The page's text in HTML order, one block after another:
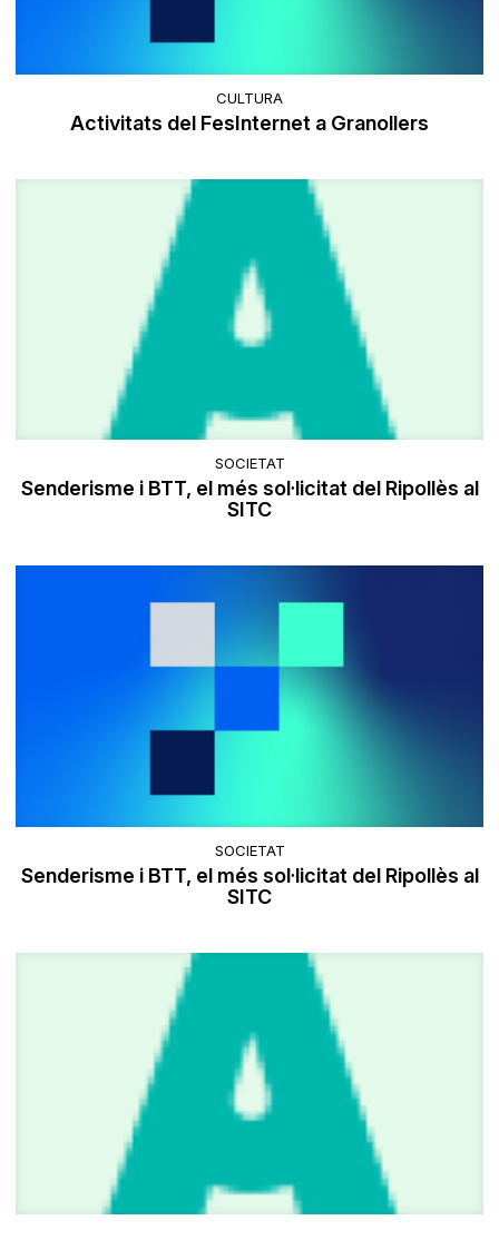
CULTURA
Activitats del FesInternet a Granollers
SOCIETAT
Senderisme i BTT, el més sol·licitat del Ripollès al
SITC
SOCIETAT
Senderisme i BTT, el més sol·licitat del Ripollès al
SITC